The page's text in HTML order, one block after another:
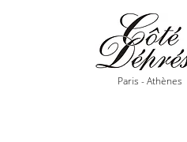
Paris - Athènes